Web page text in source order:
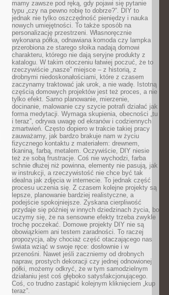
mamy zawsze pod ręką, gdy pojawi się pytanie
typu „czy na pewno robię to dobrze?”. DIY to
jednak nie tylko oszczędność pieniędzy i nauka
nowych umiejętności. To także sposób na
personalizację przestrzeni. Własnoręcznie
wykonana półka, odnawiana komoda czy lampka
przerobiona ze starego słoika nadają domowi
charakteru, którego nie dają seryjne produkty z
katalogu. W takim otoczeniu łatwiej poczuć, że to
rzeczywiście „nasze” miejsce – z historią, z
drobnymi niedoskonałościami, które z czasem
zaczynamy traktować jak urok, a nie wadę. Istotną
częścią domowych projektów jest też proces, a nie
tylko efekt. Samo planowanie, mierzenie,
docinanie, malowanie czy szycie potrafi działać jak
forma medytacji. Wymaga skupienia, obecności „tu
i teraz”, odrywa uwagę od ekranów i codziennych
zmartwień. Często dopiero w trakcie takiej pracy
zauważamy, jak bardzo brakuje nam w życiu
fizycznego kontaktu z materiałem: drewnem,
tkaniną, farbą, metalem. Oczywiście, DIY niesie
też ze sobą frustracje. Coś nie wychodzi, farba
schnie dłużej niż powinna, elementy nie pasują, jak
w instrukcji, a rzeczywistość nie chce być tak
idealna jak zdjęcia w internecie. To jednak część
procesu uczenia się. Z czasem kolejne projekty są
lepsze, planowanie bardziej realistyczne, a
podejście spokojniejsze. Zyskana cierpliwość
przydaje się później w innych dziedzinach życia, bo
uczymy się, że na sensowne efekty trzeba zwykle
trochę poczekać. Domowe projekty DIY nie są
obowiązkiem ani testem zaradności. To raczej
propozycja, aby chociaż część otaczającego nas
świata wziąć w swoje ręce: dosłownie i w
przenośni. Nawet jeśli zaczniemy od drobnych
napraw, prostych dekoracji czy jednej odnowionej
półki, możemy odkryć, że w tym samodzielnym
działaniu jest coś głęboko satysfakcjonującego.
Coś, co trudno zastąpić kolejnym kliknięciem „kup
teraz”.